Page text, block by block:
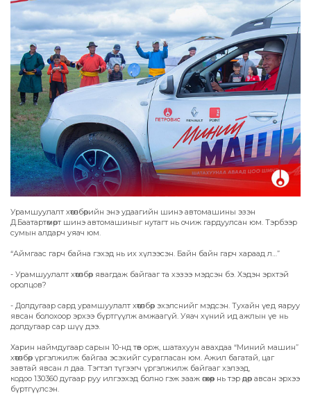
Урамшуулалт хөтөлбөрийн энэ удаагийн шинэ автомашины эзэн
Д.Баатартөмөрт шинэ автомашиныг нутагт нь очиж гардуулсан юм. Тэрбээр
сумын алдарч уяач юм.
“Аймгаас гарч байна гэхэд нь их хүлээсэн. Байн байн гарч хараад л…”
- Урамшуулалт хөтөлбөр явагдаж байгааг та хэзээ мэдсэн бэ. Хэдэн эрхтэй
оролцов?
- Долдугаар сард урамшуулалт хөтөлбөр эхэлснийг мэдсэн. Тухайн үед яаруу
явсан болохоор эрхээ бүртгүүлж амжаагүй. Уяач хүний ид ажлын үе нь
долдугаар сар шүү дээ.
Харин наймдугаар сарын 10-нд төв орж, шатахуун авахдаа “Миний машин”
хөтөлбөр үргэлжилж байгаа эсэхийг сурагласан юм. Ажил багатай, цаг
завтай явсан л даа. Тэгтэл түгээгч үргэлжилж байгааг хэлээд,
кодоо 130360 дугаар руу илгээхэд болно гэж зааж өгөхөөр нь тэр өдөр авсан эрхээ
бүртгүүлсэн.